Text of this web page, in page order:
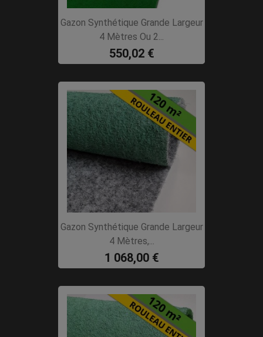
Gazon Synthétique Grande Largeur
4 Mètres Ou 2...
550,02 €
Gazon Synthétique Grande Largeur
4 Mètres,...
1 068,00 €